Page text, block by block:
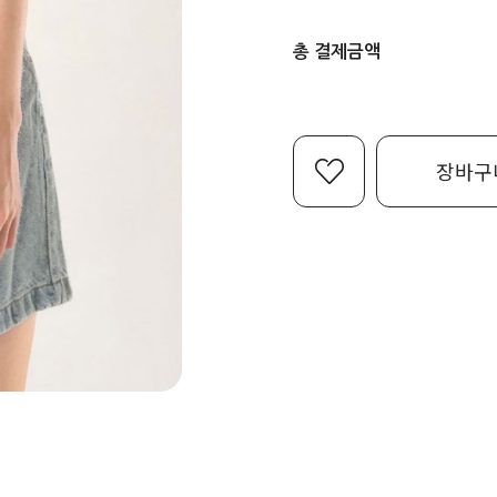
총 결제금액
장바구